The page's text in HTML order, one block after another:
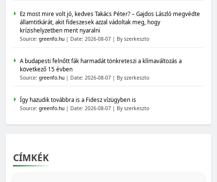
Ez most mire volt jó, kedves Takács Péter? – Gajdos László megvédte
államtitkárát, akit fideszesek azzal vádoltak meg, hogy
krízishelyzetben ment nyaralni
Source: greenfo.hu Date: 2026-08-07 By szerkeszto
A budapesti felnőtt fák harmadát tönkreteszi a klímaváltozás a
következő 15 évben
Source: greenfo.hu Date: 2026-08-07 By szerkeszto
Így hazudik továbbra is a Fidesz vízügyben is
Source: greenfo.hu Date: 2026-08-07 By szerkeszto
CÍMKÉK